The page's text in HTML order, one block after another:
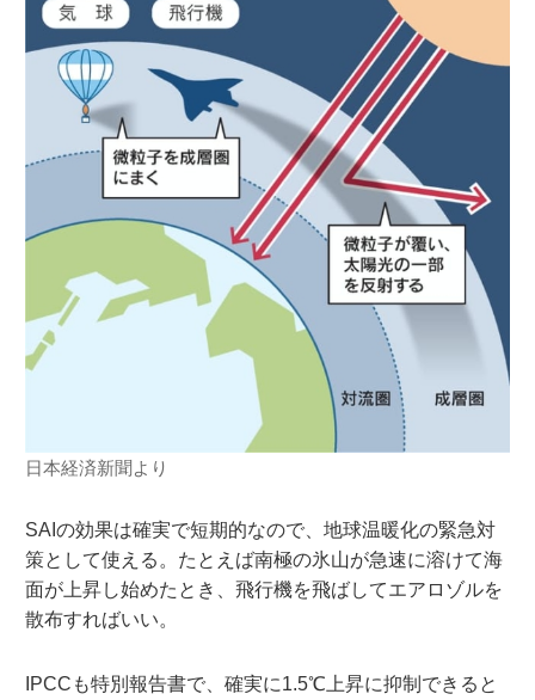
日本経済新聞より
SAIの効果は確実で短期的なので、地球温暖化の緊急対
策として使える。たとえば南極の氷山が急速に溶けて海
面が上昇し始めたとき、飛行機を飛ばしてエアロゾルを
散布すればいい。
IPCCも特別報告書で、確実に1.5℃上昇に抑制できると